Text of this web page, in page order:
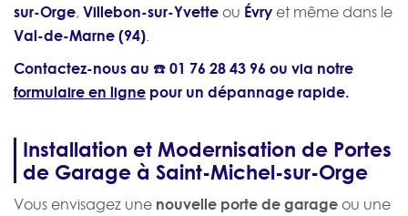
sur-Orge, Villebon-sur-Yvetteou Évry et même dans le
Val-de-Marne (94).
Contactez-nous au ☎️01 76 28 43 96 ou via notre
formulaire en ligne pour un dépannage rapide.
Installation et Modernisation de Portes
de Garage à Saint-Michel-sur-Orge
Vous envisagez une nouvelle porte de garageou une